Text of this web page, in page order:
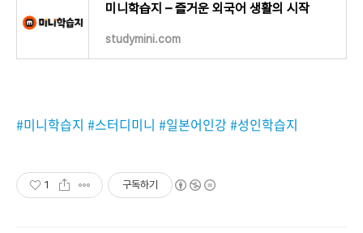
미니학습지 – 즐거운 외국어 생활의 시작
studymini.com
#미니학습지 #스터디미니 #일본어인강 #성인학습지
1 구독하기